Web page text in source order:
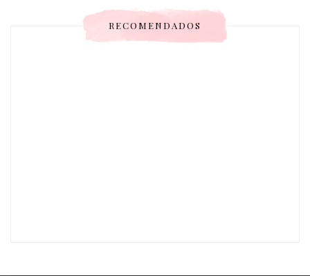
RECOMENDADOS